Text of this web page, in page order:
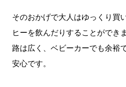
そのおかげで大人はゆっくり買
ヒーを飲んだりすることができ
路は広く、ベビーカーでも余裕
安心です。